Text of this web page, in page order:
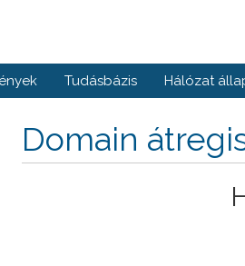
Tudásbázis Hálózat
Domain